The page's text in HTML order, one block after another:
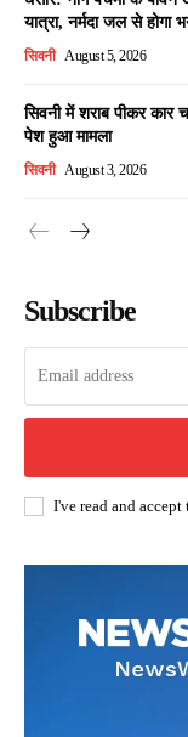
यात्रा, नर्मदा जल से
सिवनी August 5, 2026
सिवनी में शराब पीकर कार
पेश हुआ मामला
सिवनी August 3, 2026
Subscribe
I've read and accept